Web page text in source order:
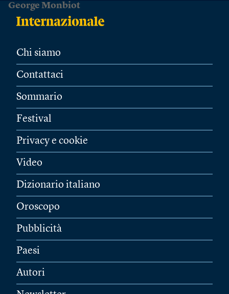
George Monbiot
Chi siamo
Contattaci
Sommario
Festival
Privacy e cookie
Video
Dizionario italiano
Oroscopo
Pubblicità
Paesi
Autori